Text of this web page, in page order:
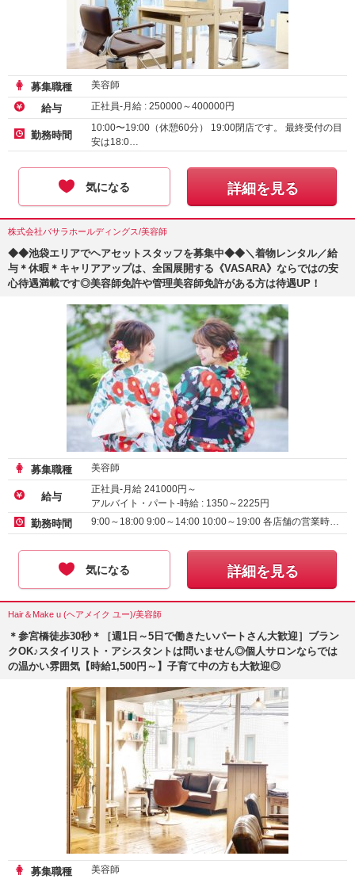
募集職種 美容師
給与 正社員-月給 : 250000～400000円
勤務時間
10:00〜19:00（休憩60分） 19:00閉店です。 最終受付の目
安は18:0…
気になる 詳細を見る
株式会社バサラホールディングス/美容師
◆◆池袋エリアでヘアセットスタッフを募集中◆◆＼着物レンタル／給
与＊休暇＊キャリアアップは、全国展開する《VASARA》ならではの安
心待遇満載です◎美容師免許や管理美容師免許がある方は待遇UP！
募集職種 美容師
給与
正社員-月給 241000円～
アルバイト・パート-時給 : 1350～2225 円
勤務時間 9:00～18:00 9:00～14:00 10:00～19:00 各店舗の営業時…
気になる 詳細を見る
Hair＆Make u (ヘアメイク ユー)/美容師
＊参宮橋徒歩30秒＊［週1日～5日で働きたいパートさん大歓迎］ブラン
クOK♪スタイリスト・アシスタントは問いません◎個人サロンならでは
の温かい雰囲気【時給1,500円～】子育て中の方も大歓迎◎
募集職種 美容師